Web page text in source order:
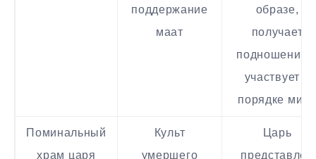
поддержание
маат
образе,
получает
подношения
участвует в
порядке мира
Поминальный
храм царя
Культ
умершего
Царь
представлен